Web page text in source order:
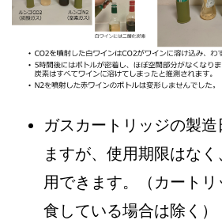
ガスカートリッジの製
ますが、使用期限はな
用できます。（カート
食している場合は除く）